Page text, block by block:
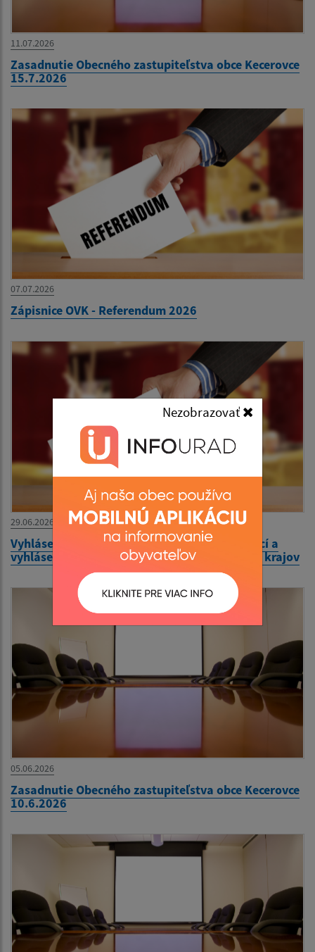
Nezobrazovať
11.07.2026
Zasadnutie Obecného zastupiteľstva obce Kecerovce
15.7.2026
07.07.2026
Zápisnice OVK - Referendum 2026
29.06.2026
Vyhlásenie volieb do orgánov samosprávy obcí a
vyhlásenie volieb do orgánov samosprávnych krajov
05.06.2026
Zasadnutie Obecného zastupiteľstva obce Kecerovce
10.6.2026